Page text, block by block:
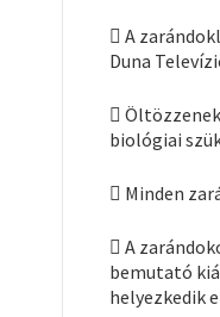
 A
Duna

biológiai
 Minden
 A
bemutató
helyezkedik